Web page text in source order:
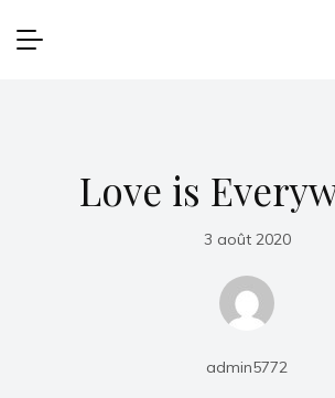
Love is
3 août 2020
admin5772